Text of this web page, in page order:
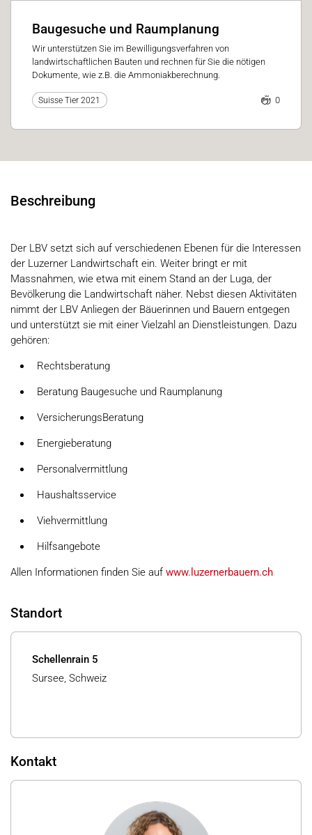
Baugesuche und Raumplanung
Wir unterstützen Sie im Bewilligungsverfahren von
landwirtschaftlichen Bauten und rechnen für Sie die nötigen
Dokumente, wie z.B. die Ammoniakberechnung.
Suisse Tier 2021 0
Beschreibung
Der LBV setzt sich auf verschiedenen Ebenen für die Interessen
der Luzerner Landwirtschaft ein. Weiter bringt er mit
Massnahmen, wie etwa mit einem Stand an der Luga, der
Bevölkerung die Landwirtschaft näher. Nebst diesen Aktivitäten
nimmt der LBV Anliegen der Bäuerinnen und Bauern entgegen
und unterstützt sie mit einer Vielzahl an Dienstleistungen. Dazu
gehören:
Rechtsberatung
Beratung Baugesuche und Raumplanung
VersicherungsBeratung
Energieberatung
Personalvermittlung
Haushaltsservice
Viehvermittlung
Hilfsangebote
Allen Informationen finden Sie auf www.luzernerbauern.ch
Standort
Schellenrain 5
Sursee, Schweiz
Kontakt